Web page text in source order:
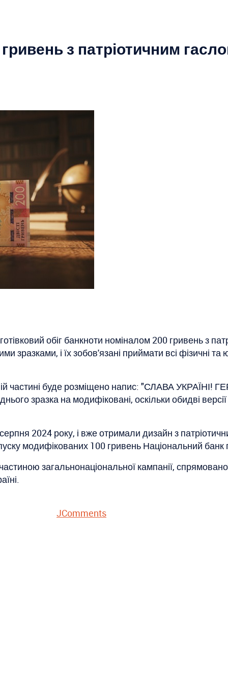
з патріотичним
обіг банкноти номіналом 200 гривень з
зразками, і їх зобов'язані приймати всі фізичні
частині буде розміщено напис: "СЛАВА
зразка на модифіковані, оскільки обидві
2024 року, і вже отримали дизайн з
модифікованих 100 гривень Національний
загальнонаціональної кампанії,
JComments